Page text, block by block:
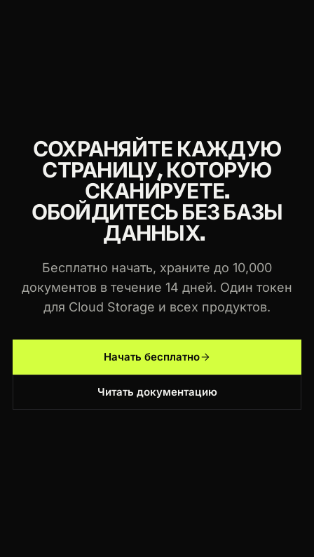
СОХРАНЯЙТЕ КАЖДУЮ
СТРАНИЦУ, КОТОРУЮ
СКАНИРУЕТЕ.
ОБОЙДИТЕСЬ БЕЗ БАЗЫ
ДАННЫХ.
Бесплатно начать, храните до 10,000
документов в течение 14 дней. Один токен
для Cloud Storage и всех продуктов.
Начать бесплатно
Читать документацию